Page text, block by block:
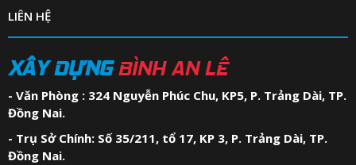
LIÊN HỆ
XÂY DỰNG BÌNH AN LÊ
- Văn Phòng : 324 Nguyễn Phúc Chu, KP5, P. Trảng Dài, TP.
Đồng Nai.
- Trụ Sở Chính: Số 35/211, tổ 17, KP 3, P. Trảng Dài, TP.
Đồng Nai.